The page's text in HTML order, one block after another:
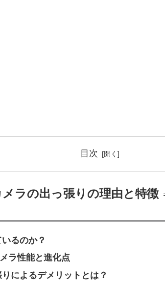
目次
ラの出っ張りの理由と特徴
るのか？
ラ性能と進化点
によるデメリットとは？